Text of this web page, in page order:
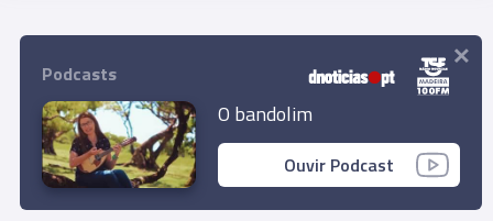
Podcasts
O bandolim
Ouvir Podcast
×